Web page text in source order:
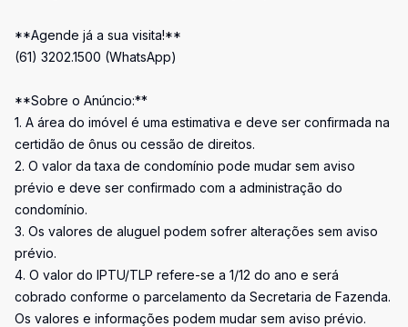
**Agende já a sua visita!**
(61) 3202.1500 (WhatsApp)
**Sobre o Anúncio:**
1. A área do imóvel é uma estimativa e deve ser confirmada na
certidão de ônus ou cessão de direitos.
2. O valor da taxa de condomínio pode mudar sem aviso
prévio e deve ser confirmado com a administração do
condomínio.
3. Os valores de aluguel podem sofrer alterações sem aviso
prévio.
4. O valor do IPTU/TLP refere-se a 1/12 do ano e será
cobrado conforme o parcelamento da Secretaria de Fazenda.
Os valores e informações podem mudar sem aviso prévio.